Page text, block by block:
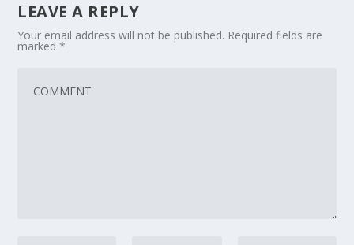
LEAVE A REPLY
Your email address will not be published. Required fields are
marked*